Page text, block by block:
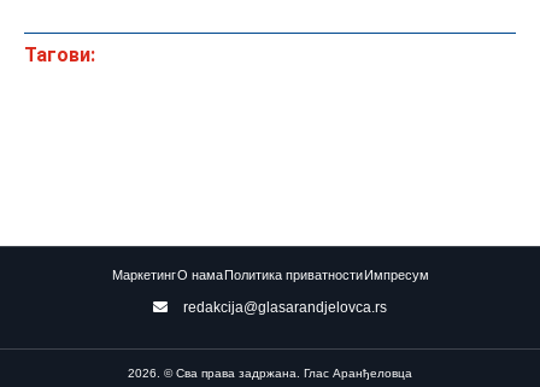
Тагови:
МаркетингО нама Политика приватности Импресум
redakcija@glasarandjelovca.rs
2026. © Сва права задржана. Глас Аранђеловца